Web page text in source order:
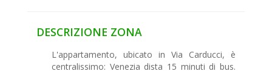
DESCRIZIONE ZONA
L'appartamento, ubicato in Via Carducci, è
centralissimo: Venezia dista 15 minuti di bus.